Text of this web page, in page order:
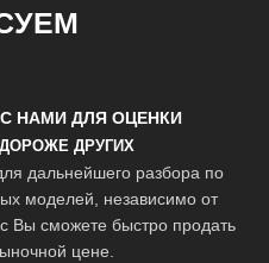
НАМИ ДЛЯ ОЦЕНКИ
ДРУГИХ
дальнейшего разбора по
моделей, независимо от
Вы сможете быстро продать
цене.